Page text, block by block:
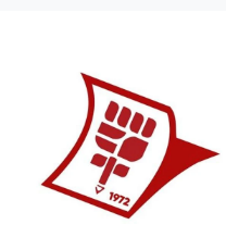
Nöbetçi Eczaneler
Otomobil Dünyası
Politika